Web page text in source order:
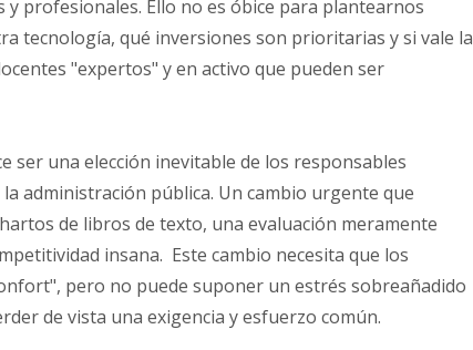
profesionales. Ello no es óbice para plantearnos
tecnología, qué inversiones son prioritarias y si vale la
"expertos" y en activo que pueden ser
ser una elección inevitable de los responsables
administración pública. Un cambio urgente que
de libros de texto, una evaluación meramente
insana. Este cambio necesita que los
pero no puede suponer un estrés sobreañadido
de vista una exigencia y esfuerzo común.